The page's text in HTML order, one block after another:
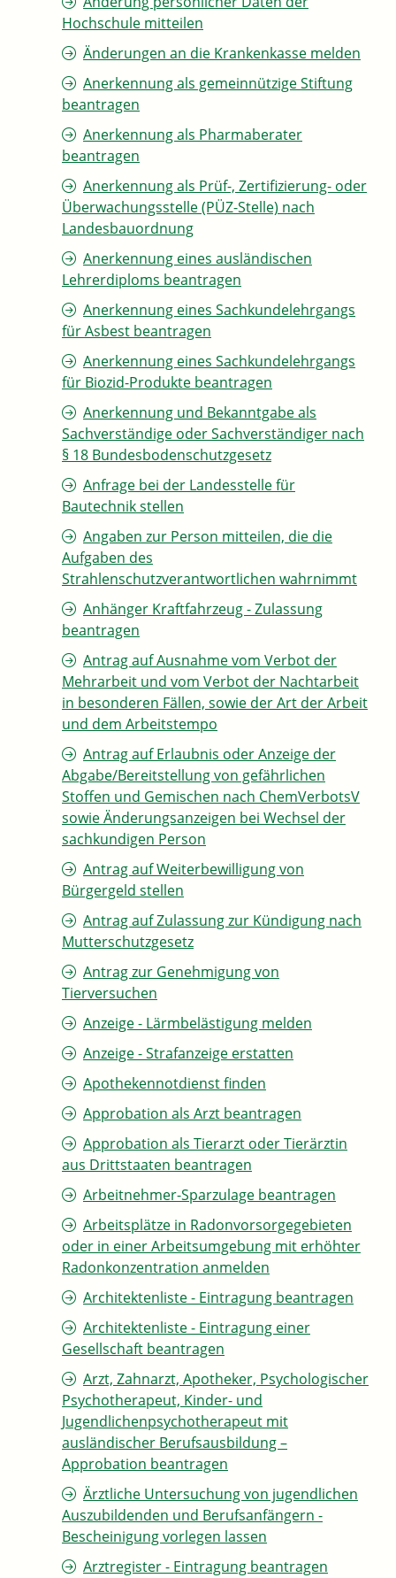
Hochschule mitteilen
Änderungen an die Krankenkasse melden
Anerkennung als gemeinnützige Stiftung
beantragen
Anerkennung als Pharmaberater
beantragen
Anerkennung als Prüf-, Zertifizierung- oder
Überwachungsstelle (PÜZ-Stelle) nach
Landesbauordnung
Anerkennung eines ausländischen
Lehrerdiploms beantragen
Anerkennung eines Sachkundelehrgangs
für Asbest beantragen
Anerkennung eines Sachkundelehrgangs
für Biozid-Produkte beantragen
Anerkennung und Bekanntgabe als
Sachverständige oder Sachverständiger nach
§ 18 Bundesbodenschutzgesetz
Anfrage bei der Landesstelle für
Bautechnik stellen
Angaben zur Person mitteilen, die die
Aufgaben des
Strahlenschutzverantwortlichen wahrnimmt
Anhänger Kraftfahrzeug - Zulassung
beantragen
Antrag auf Ausnahme vom Verbot der
Mehrarbeit und vom Verbot der Nachtarbeit
in besonderen Fällen, sowie der Art der Arbeit
und dem Arbeitstempo
Antrag auf Erlaubnis oder Anzeige der
Abgabe/Bereitstellung von gefährlichen
Stoffen und Gemischen nach ChemVerbotsV
sowie Änderungsanzeigen bei Wechsel der
sachkundigen Person
Antrag auf Weiterbewilligung von
Bürgergeld stellen
Antrag auf Zulassung zur Kündigung nach
Mutterschutzgesetz
Antrag zur Genehmigung von
Tierversuchen
Anzeige - Lärmbelästigung melden
Anzeige - Strafanzeige erstatten
Apothekennotdienst finden
Approbation als Arzt beantragen
Approbation als Tierarzt oder Tierärztin
aus Drittstaaten beantragen
Arbeitnehmer-Sparzulage beantragen
Arbeitsplätze in Radonvorsorgegebieten
oder in einer Arbeitsumgebung mit erhöhter
Radonkonzentration anmelden
Architektenliste - Eintragung beantragen
Architektenliste - Eintragung einer
Gesellschaft beantragen
Arzt, Zahnarzt, Apotheker, Psychologischer
Psychotherapeut, Kinder- und
Jugendlichenpsychotherapeut mit
ausländischer Berufsausbildung –
Approbation beantragen
Ärztliche Untersuchung von jugendlichen
Auszubildenden und Berufsanfängern -
Bescheinigung vorlegen lassen
Arztregister - Eintragung beantragen